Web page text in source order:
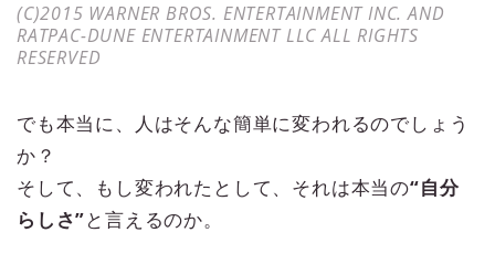
(C)2015 WARNER BROS. ENTERTAINMENT INC. AND
RATPAC-DUNE ENTERTAINMENT LLC ALL RIGHTS
RESERVED
でも本当に、人はそんな簡単に変われるのでしょう
か？
そして、もし変われたとして、それは本当の“自分
らしさ”と言えるのか。